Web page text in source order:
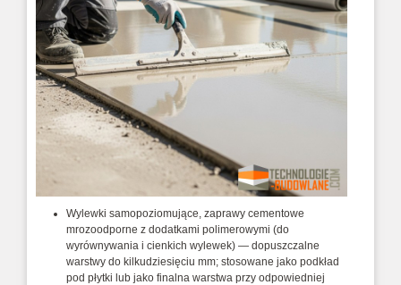
Wylewki samopoziomujące, zaprawy cementowe
mrozoodporne z dodatkami polimerowymi (do
wyrównywania i cienkich wylewek) — dopuszczalne
warstwy do kilkudziesięciu mm; stosowane jako podkład
pod płytki lub jako finalna warstwa przy odpowiedniej